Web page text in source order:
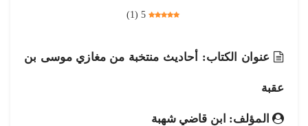
5
(
1
)
عنوان الكتاب: أحاديث منتخبة من مغازي موسى بن
عقبة
المؤلف: ابن قاضي شهبة